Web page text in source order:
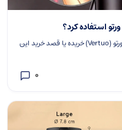
استفاده کرد؟
بسیاری از کاربران ایرانی که دستگاه نسپرسو ورتو (Vertuo) خریده‌ یا قصد خرید این
0